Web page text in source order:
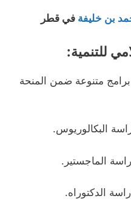
بن خليفة في قطر
للتنمية:
برامج متنوعة ضمن المنحة